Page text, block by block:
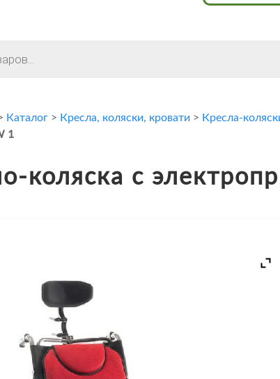
Каталог > Кресла, коляски, кровати > Кресла-
1
коляска с